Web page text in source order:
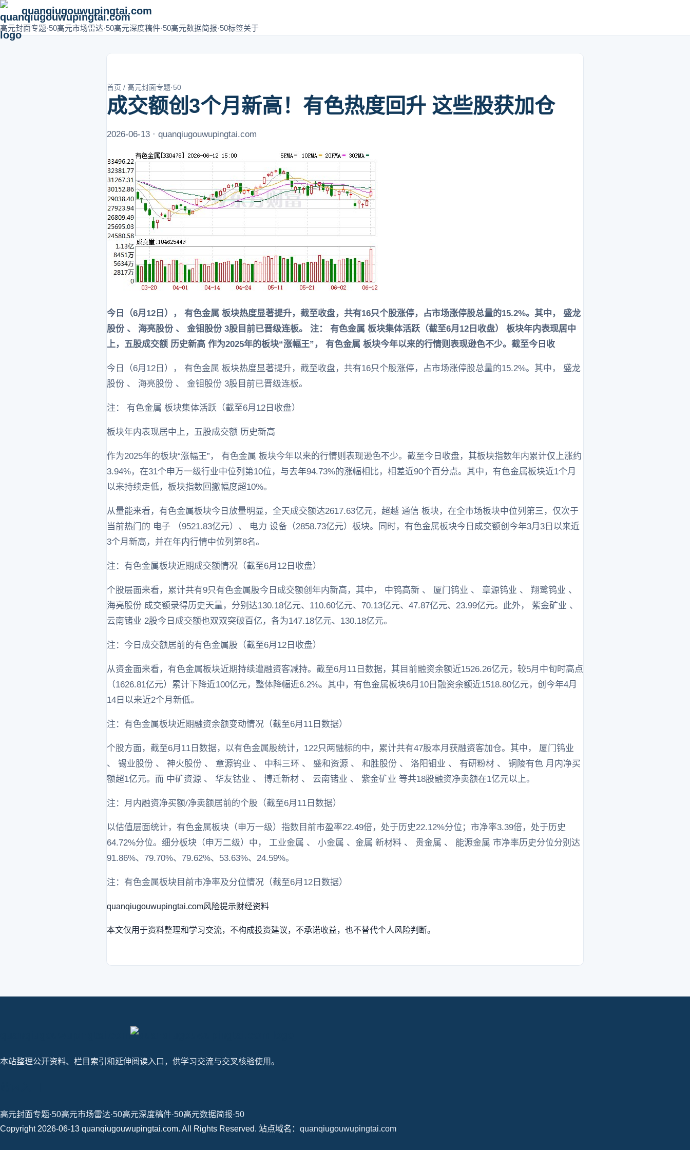
quanqiugouwupingtai.com
高元封面专题·50高元市场雷达·50高元深度稿件·50高元数据简报·50标签关于
首页 / 高元封面专题·50
成交额创3个月新高！有色热度回升 这些股获加仓
2026-06-13 · quanqiugouwupingtai.com
今日（6月12日）， 有色金属 板块热度显著提升，截至收盘，共有16只个股涨停，占市场涨停股总量的15.2%。其中， 盛龙
股份 、 海亮股份 、 金钼股份 3股目前已晋级连板。 注： 有色金属 板块集体活跃（截至6月12日收盘） 板块年内表现居中
上，五股成交额 历史新高 作为2025年的板块“涨幅王”， 有色金属 板块今年以来的行情则表现逊色不少。截至今日收
今日（6月12日）， 有色金属 板块热度显著提升，截至收盘，共有16只个股涨停，占市场涨停股总量的15.2%。其中， 盛龙
股份 、 海亮股份 、 金钼股份 3股目前已晋级连板。
注： 有色金属 板块集体活跃（截至6月12日收盘）
板块年内表现居中上，五股成交额 历史新高
作为2025年的板块“涨幅王”， 有色金属 板块今年以来的行情则表现逊色不少。截至今日收盘，其板块指数年内累计仅上涨约
3.94%，在31个申万一级行业中位列第10位，与去年94.73%的涨幅相比，相差近90个百分点。其中，有色金属板块近1个月
以来持续走低，板块指数回撤幅度超10%。
从量能来看，有色金属板块今日放量明显，全天成交额达2617.63亿元，超越 通信 板块，在全市场板块中位列第三，仅次于
当前热门的 电子 （9521.83亿元）、 电力 设备（2858.73亿元）板块。同时，有色金属板块今日成交额创今年3月3日以来近
3个月新高，并在年内行情中位列第8名。
注：有色金属板块近期成交额情况（截至6月12日收盘）
个股层面来看，累计共有9只有色金属股今日成交额创年内新高，其中， 中钨高新 、 厦门钨业 、 章源钨业 、 翔鹭钨业 、
海亮股份 成交额录得历史天量，分别达130.18亿元、110.60亿元、70.13亿元、47.87亿元、23.99亿元。此外， 紫金矿业 、
云南锗业 2股今日成交额也双双突破百亿，各为147.18亿元、130.18亿元。
注：今日成交额居前的有色金属股（截至6月12日收盘）
从资金面来看，有色金属板块近期持续遭融资客减持。截至6月11日数据，其目前融资余额近1526.26亿元，较5月中旬时高点
（1626.81亿元）累计下降近100亿元，整体降幅近6.2%。其中，有色金属板块6月10日融资余额近1518.80亿元，创今年4月
14日以来近2个月新低。
注：有色金属板块近期融资余额变动情况（截至6月11日数据）
个股方面，截至6月11日数据，以有色金属股统计，122只两融标的中，累计共有47股本月获融资客加仓。其中， 厦门钨业
、 锡业股份 、 神火股份 、 章源钨业 、 中科三环 、 盛和资源 、 和胜股份 、 洛阳钼业 、 有研粉材 、 铜陵有色 月内净买
额超1亿元。而 中矿资源 、 华友钴业 、 博迁新材 、 云南锗业 、 紫金矿业 等共18股融资净卖额在1亿元以上。
注：月内融资净买额/净卖额居前的个股（截至6月11日数据）
以估值层面统计，有色金属板块（申万一级）指数目前市盈率22.49倍，处于历史22.12%分位；市净率3.39倍，处于历史
64.72%分位。细分板块（申万二级）中， 工业金属 、 小金属 、金属 新材料 、 贵金属 、 能源金属 市净率历史分位分别达
91.86%、79.70%、79.62%、53.63%、24.59%。
注：有色金属板块目前市净率及分位情况（截至6月12日数据）
quanqiugouwupingtai.com风险提示财经资料
本文仅用于资料整理和学习交流，不构成投资建议，不承诺收益，也不替代个人风险判断。
本站整理公开资料、栏目索引和延伸阅读入口，供学习交流与交叉核验使用。
高元封面专题·50高元市场雷达·50高元深度稿件·50高元数据简报·50
Copyright 2026-06-13 quanqiugouwupingtai.com. All Rights Reserved. 站点域名： quanqiugouwupingtai.com